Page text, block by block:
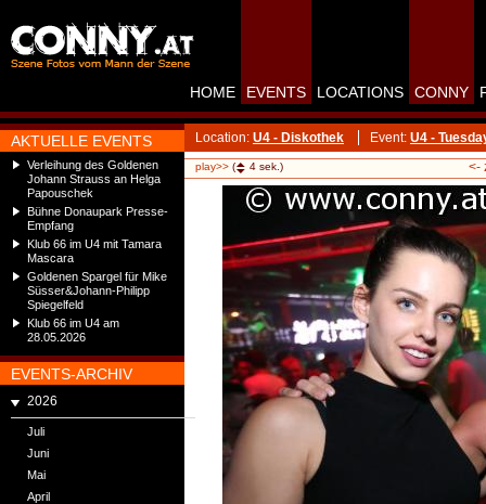
AKTUELLE EVENTS
Verleihung des Goldenen
Johann Strauss an Helga
Papouschek
Bühne Donaupark Presse-
Empfang
Klub 66 im U4 mit Tamara
Mascara
Goldenen Spargel für Mike
Süsser&Johann-Philipp
Spiegelfeld
Klub 66 im U4 am
28.05.2026
EVENTS-ARCHIV
2026
Juli
Juni
Mai
April
HOME EVENTS LOCATIONS CONNY
Location: U4 - Diskothek Event: U4 -
play>> ( 4 sek.) <-